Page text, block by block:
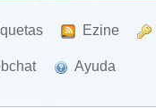
Ezine
Ayuda